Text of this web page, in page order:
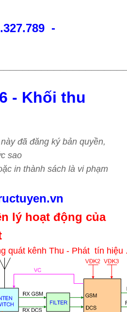
-
- Khối thu
đã đăng ký bản quyền,
sao
in thành sách là vi phạm
lý hoạt động của
quát kênh Thu - Phát tín hiệu